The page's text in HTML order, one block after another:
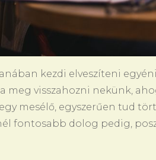
kezdi elveszíteni
visszahozni nekünk,
mesélő, egyszerűen tud
fontosabb dolog pedig,